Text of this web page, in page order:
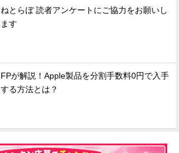
ねとらぼ 読者アンケートにご協力をお願いし
ます
FPが解説！Apple製品を分割手数料0円で入手
する方法とは？